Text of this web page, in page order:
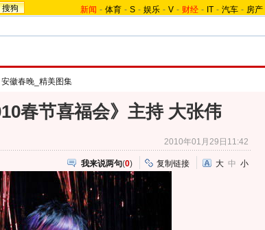
搜狗 新闻 - 体育 - S - 娱乐 - V - 财经 - IT - 汽车 - 房产
安徽春晚_精美图集
春节喜福会》主持 大张伟
2010年01月29日11:42
我来说两句(0) 复制链接 大 中 小